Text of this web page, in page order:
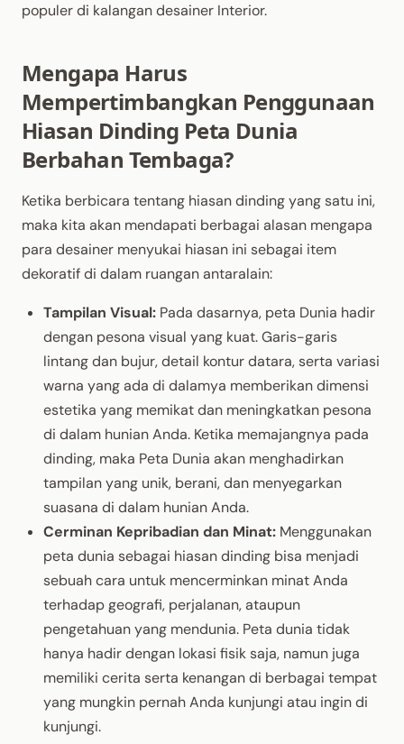
populer di kalangan desainer Interior.
Mengapa Harus
Mempertimbangkan Penggunaan
Hiasan Dinding Peta Dunia
Berbahan Tembaga?
Ketika berbicara tentang hiasan dinding yang satu ini,
maka kita akan mendapati berbagai alasan mengapa
para desainer menyukai hiasan ini sebagai item
dekoratif di dalam ruangan antaralain:
Tampilan Visual: Pada dasarnya, peta Dunia hadir
dengan pesona visual yang kuat. Garis-garis
lintang dan bujur, detail kontur datara, serta variasi
warna yang ada di dalamya memberikan dimensi
estetika yang memikat dan meningkatkan pesona
di dalam hunian Anda. Ketika memajangnya pada
dinding, maka Peta Dunia akan menghadirkan
tampilan yang unik, berani, dan menyegarkan
suasana di dalam hunian Anda.
Cerminan Kepribadian dan Minat: Menggunakan
peta dunia sebagai hiasan dinding bisa menjadi
sebuah cara untuk mencerminkan minat Anda
terhadap geografi, perjalanan, ataupun
pengetahuan yang mendunia. Peta dunia tidak
hanya hadir dengan lokasi fisik saja, namun juga
memiliki cerita serta kenangan di berbagai tempat
yang mungkin pernah Anda kunjungi atau ingin di
kunjungi.